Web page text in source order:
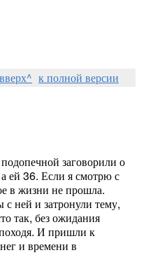
вверх^ к полной версии
заговорили о
ей 36. Если я смотрю с
в жизни не прошла.
ней и затронули тему,
так, без ожидания
И пришли к
и времени в